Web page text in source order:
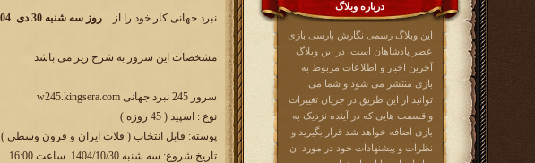
درباره وبلاگ
این وبلاگ رسمی نگارش پارسی بازی
عصر پادشاهان است. در این وبلاگ
آخرین اخبار و اطلاعات مربوط به
بازی منتشر می شود و شما می
توانید از این طریق در جریان تغییرات
و قسمت هایی که در آینده نزدیک به
بازی اضافه خواهد شد قرار بگیرید و
نظرات و پیشنهادات خود در مورد ان
نبرد جهانی کار خود را از روز سه شنبه 30 دی 1404
مشخصات این سرور به شرح زیر می باشد
سرور 245 نبرد جهانی w245.kingsera.com
نوع : اسپید ( 45 روزه )
پوسته: قابل انتخاب ( فلات ایران و قرون وسطی )
تاریخ شروع: سه شنبه 1404/10/30 ساعت 16:00